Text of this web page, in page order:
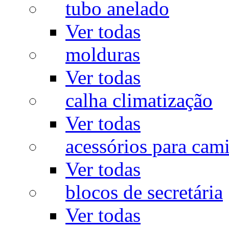
tubo anelado
Ver todas
molduras
Ver todas
calha climatização
Ver todas
acessórios para
Ver todas
blocos de secretária
Ver todas